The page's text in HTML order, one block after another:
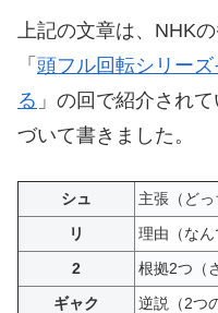
上記の文章は、NHK
「 頭フル回転シリー
る 」の回で紹介され
づいて書きました。
シュ
主張（どっ
リ
理由（なん
2
根拠2つ（
ギャク
逆説（2つ